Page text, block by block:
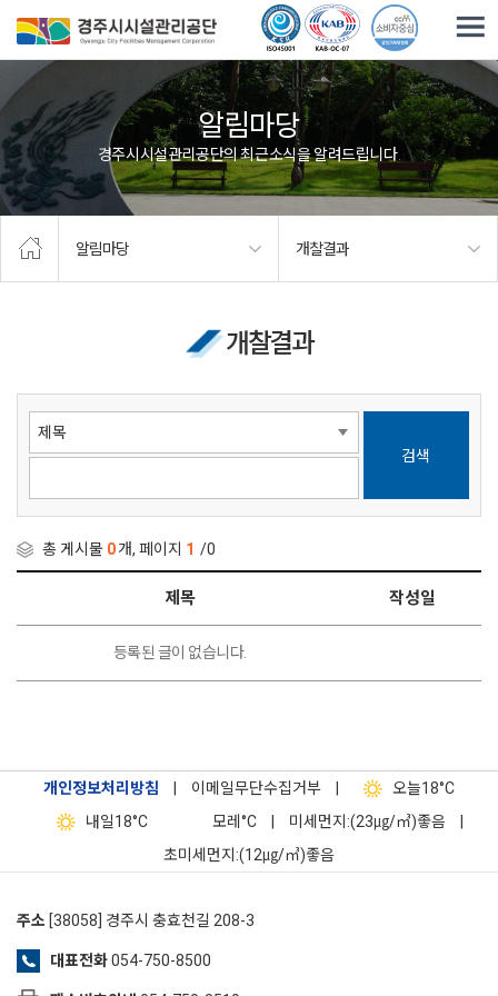
알림마당
경주시시설관리공단의 최근소식을 알려드립니다.
알림마당 개찰결과
개찰결과
검색
총 게시물 0개, 페이지 1 /0
제목 작성일
등록된 글이 없습니다.
개인정보처리방침 이메일무단수집거부 오늘18°C
내일18°C 모레 °C 미세먼지:(23㎍/㎥)좋음
초미세먼지:(12㎍/㎥)좋음
주소 [38058] 경주시 충효천길 208-3
대표전화054-750-8500